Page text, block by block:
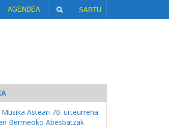
AGENDEA SARTU
Asteari 70. urteurrena
Bermeoko Abesbatzak